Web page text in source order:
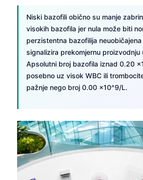
Niski bazofili obično su manje
visokih bazofila jer nula može biti
perzistentna bazofilija
signalizira prekomjernu proizvodnju
Apsolutni broj bazofila iznad 0.20
posebno uz visok WBC ili
pažnje nego broj 0.00 x10^9/L.